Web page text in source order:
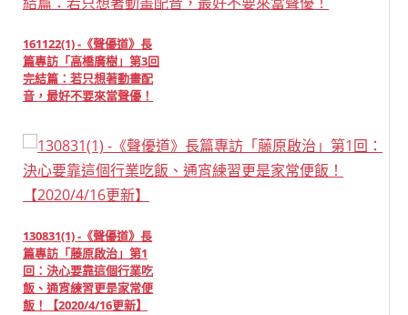
161122(1) -《聲優道》長
篇專訪「高橋廣樹」第3回
完結篇：若只想著動畫配
音，最好不要來當聲優！
130831(1) -《聲優道》長
篇專訪「藤原啟治」第1
回：決心要靠這個行業吃
飯、通宵練習更是家常便
飯！【2020/4/16更新】